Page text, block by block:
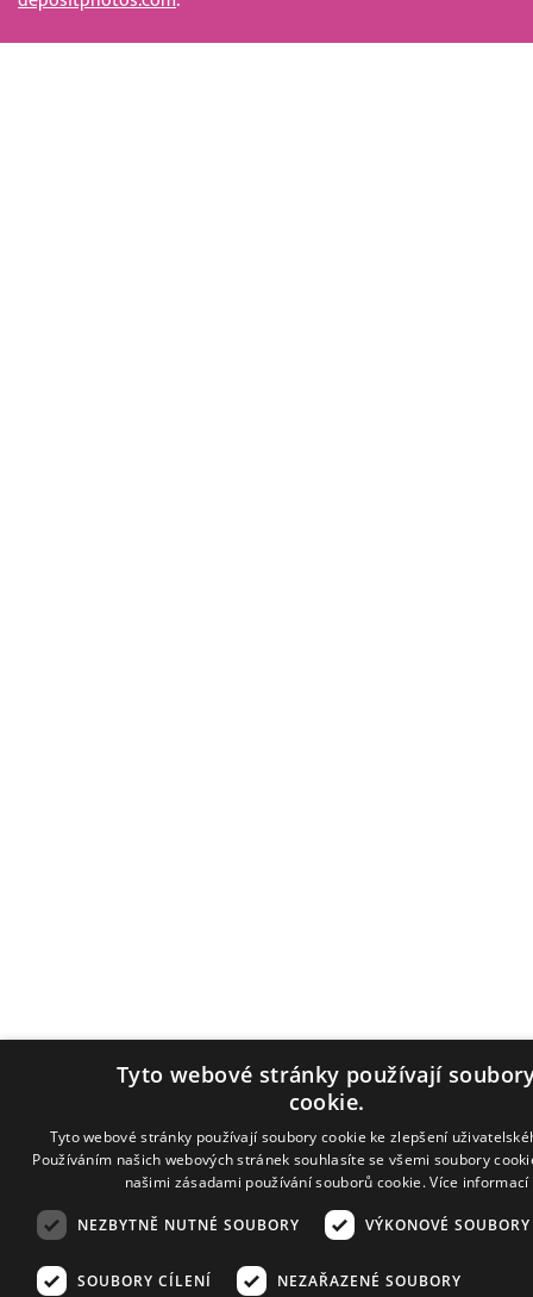
Tyto webové stránky používají
cookie.
Tyto webové stránky používají soubory cookie ke zlepšení
Používáním našich webových stránek souhlasíte se všemi soubory
našimi zásadami používání souborů cookie.Více informací
NEZBYTNĚ NUTNÉ SOUBORY VÝKONOVÉ SOUBORY
SOUBORY CÍLENÍ NEZAŘAZENÉ SOUBORY